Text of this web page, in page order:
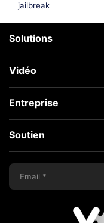
jailbreak
Solutions
Vidéo
Entreprise
Soutien